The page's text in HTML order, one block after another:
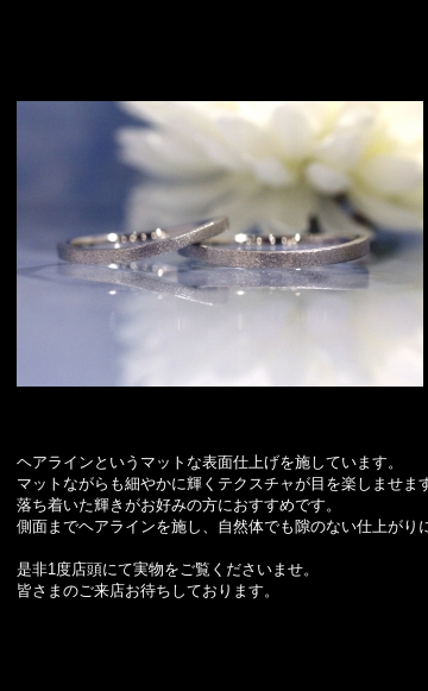
ヘアラインというマットな表面仕上げを施しています。
マットながらも細やかに輝くテクスチャが目を楽しませま
落ち着いた輝きがお好みの方におすすめです。
側面までヘアラインを施し、自然体でも隙のない仕上がり
是非1度店頭にて実物をご覧くださいませ。
皆さまのご来店お待ちしております。